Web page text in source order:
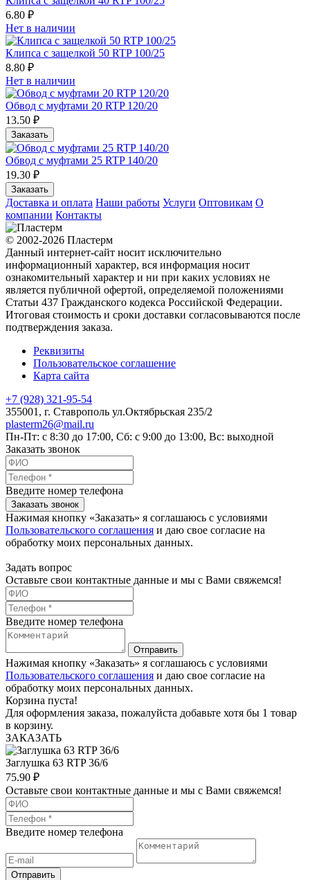
6.80 ₽
Нет в наличии
Клипса с защелкой 50 RTP 100/25
8.80 ₽
Нет в наличии
Обвод с муфтами 20 RTP 120/20
13.50 ₽
Заказать
Обвод с муфтами 25 RTP 140/20
19.30 ₽
Заказать
Доставка и оплата Наши работы Услуги Оптовикам О
компании Контакты
© 2002-2026 Пластерм
Данный интернет-сайт носит исключительно
информационный характер, вся информация носит
ознакомительный характер и ни при каких условиях не
является публичной офертой, определяемой положениями
Статьи 437 Гражданского кодекса Российской Федерации.
Итоговая стоимость и сроки доставки согласовываются после
подтверждения заказа.
Реквизиты
Пользовательское соглашение
Карта сайта
+7 (928) 321-95-54
355001 , г. Ставрополь ул.Октябрьская 235/2
plasterm26@mail.ru
Пн-Пт: с 8:30 до 17:00, Сб: с 9:00 до 13:00, Вс: выходной
Заказать звонок
Введите номер телефона
Заказать звонок
Нажимая кнопку «Заказать» я соглашаюсь с условиями
Пользовательского соглашения и даю свое согласие на
обработку моих персональных данных.
Задать вопрос
Оставьте свои контактные данные и мы с Вами свяжемся!
Введите номер телефона
Отправить
Нажимая кнопку «Заказать» я соглашаюсь с условиями
Пользовательского соглашения и даю свое согласие на
обработку моих персональных данных.
Корзина пуста!
Для оформления заказа, пожалуйста добавьте хотя бы 1 товар
в корзину.
ЗАКАЗАТЬ
Заглушка 63 RTP 36/6
75.90 ₽
Оставьте свои контактные данные и мы с Вами свяжемся!
Введите номер телефона
Отправить